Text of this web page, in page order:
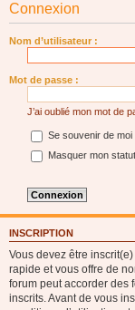
Connexion
Nom d’utilisateur :
Mot de passe :
J’ai oublié mon mot de
Se souvenir de moi
Masquer mon
INSCRIPTION
Vous devez être
rapide et vous offre de
forum peut accorder des
inscrits. Avant de vous